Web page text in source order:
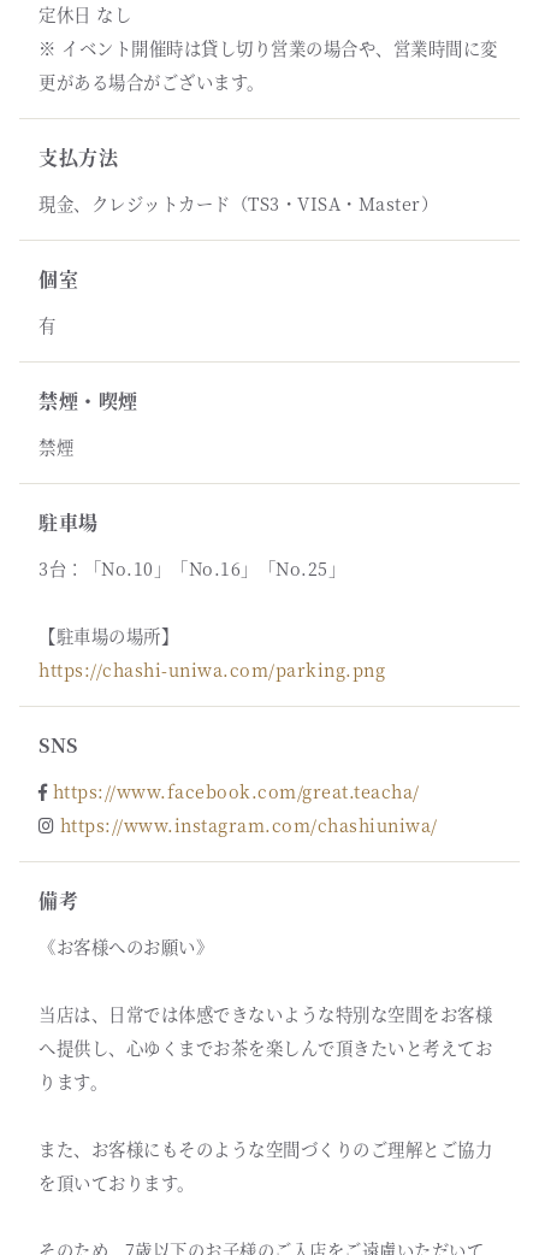
定休日 なし
※ イベント開催時は貸し切り営業の場合や、営業時間に変
更がある場合がございます。
支払方法
現金、クレジットカード（TS3・VISA・Master）
個室
有
禁煙・喫煙
禁煙
駐車場
3台：「No.10」「No.16」「No.25」
【駐車場の場所】
https://chashi-uniwa.com/parking.png
SNS
https://www.facebook.com/great.teacha/
https://www.instagram.com/chashiuniwa/
備考
《お客様へのお願い》
当店は、日常では体感できないような特別な空間をお客様
へ提供し、心ゆくまでお茶を楽しんで頂きたいと考えてお
ります。
また、お客様にもそのような空間づくりのご理解とご協力
を頂いております。
そのため、7歳以下のお子様のご入店をご遠慮いただいて